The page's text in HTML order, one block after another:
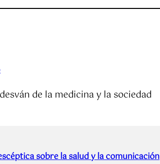
de la medicina y la sociedad
sobre la salud y la comunicación